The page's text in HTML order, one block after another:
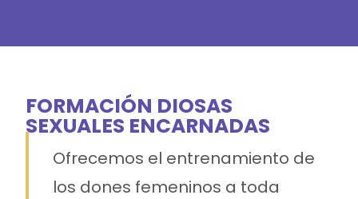
FORMACIÓN DIOSAS
SEXUALES ENCARNADAS
Ofrecemos el entrenamiento de
los dones femeninos a toda